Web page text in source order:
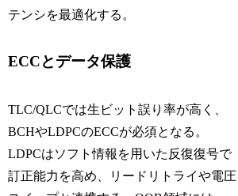
テンシを最適化する。
ECCとデータ保護
TLC/QLCでは生ビット誤り率が高く、
BCHやLDPCのECCが必須となる。
LDPCはソフト情報を用いた反復復号で
訂正能力を高め、リードリトライや電圧